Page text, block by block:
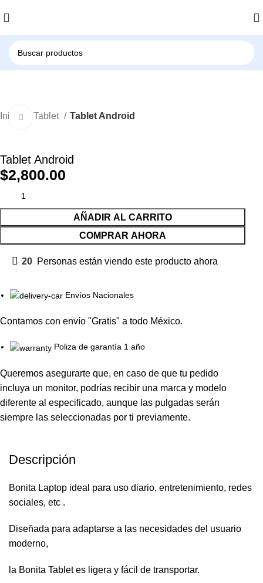
Inicio Tablet Tablet Android
Click to enlarge
Tablet Android
$2,800.00
AÑADIR AL CARRITO
COMPRAR AHORA
20 Personas están viendo este producto ahora
Envíos Nacionales
Contamos con envío "Gratis" a todo México.
Poliza de garantía 1 año
Queremos asegurarte que, en caso de que tu pedido
incluya un monitor, podrías recibir una marca y modelo
diferente al especificado, aunque las pulgadas serán
siempre las seleccionadas por ti previamente.
Descripción
Bonita Laptop ideal para uso diario, entretenimiento, redes
sociales, etc .
Diseñada para adaptarse a las necesidades del usuario
moderno,
la Bonita Tablet es ligera y fácil de transportar.